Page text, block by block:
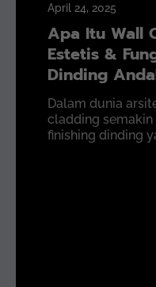
April 24, 2025
Apa Itu Wall
Estetis &
Dinding
Dalam dunia
cladding
finishing dinding